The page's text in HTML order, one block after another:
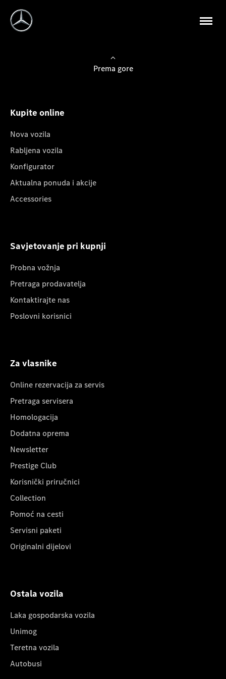
Prema gore
Kupite online
Nova vozila
Rabljena vozila
Konfigurator
Aktualna ponuda i akcije
Accessories
Savjetovanje pri kupnji
Probna vožnja
Pretraga prodavatelja
Kontaktirajte nas
Poslovni korisnici
Za vlasnike
Online rezervacija za servis
Pretraga servisera
Homologacija
Dodatna oprema
Newsletter
Prestige Club
Korisnički priručnici
Collection
Pomoć na cesti
Servisni paketi
Originalni dijelovi
Ostala vozila
Laka gospodarska vozila
Unimog
Teretna vozila
Autobusi